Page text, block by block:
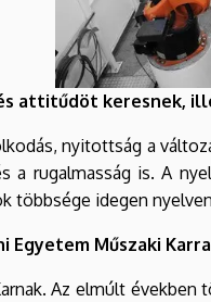
attitűdöt keresnek,
nyitottság a
a rugalmasság is. A
többsége idegen
Egyetem Műszaki
Az elmúlt